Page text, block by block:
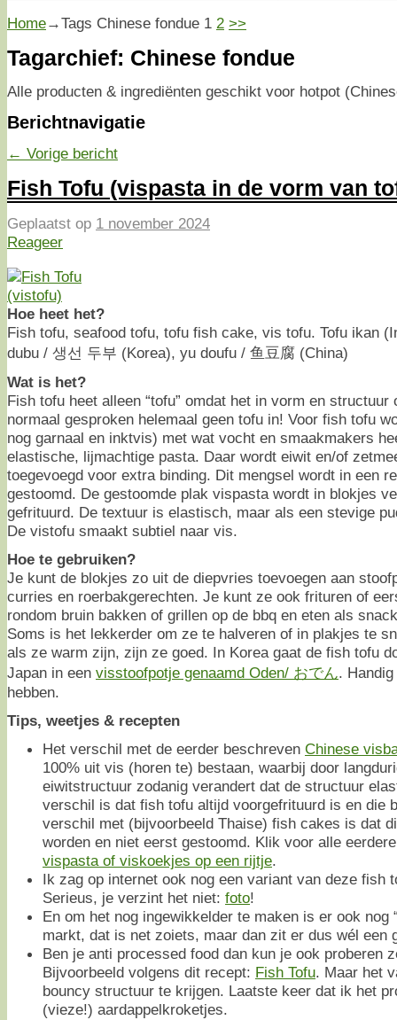
Home→Tags Chinese fondue 1 2 >>
Tagarchief: Chinese fondue
Alle producten & ingrediënten geschikt voor hotpot
Berichtnavigatie
← Vorige bericht
Fish Tofu (vispasta in de vorm van
Geplaatst op 1 november 2024
Reageer
Hoe heet het?
Fish tofu, seafood tofu, tofu fish cake, vis tofu. Tofu ikan
dubu / 생선 두부 (Korea), yu doufu / 鱼豆腐 (China)
Wat is het?
Fish tofu heet alleen “tofu” omdat het in vorm en
normaal gesproken helemaal geen tofu in! Voor fish tofu
nog garnaal en inktvis) met wat vocht en smaakmakers
elastische, lijmachtige pasta. Daar wordt eiwit en/of
toegevoegd voor extra binding. Dit mengsel wordt in een
gestoomd. De gestoomde plak vispasta wordt in blokjes
gefrituurd. De textuur is elastisch, maar als een stevige
De vistofu smaakt subtiel naar vis.
Hoe te gebruiken?
Je kunt de blokjes zo uit de diepvries toevoegen aan
curries en roerbakgerechten. Je kunt ze ook frituren of
rondom bruin bakken of grillen op de bbq en eten als
Soms is het lekkerder om ze te halveren of in plakjes te
als ze warm zijn, zijn ze goed. In Korea gaat de fish tofu
Japan in een visstoofpotje genaamd Oden/ おでん.
hebben.
Tips, weetjes & recepten
Het verschil met de eerder beschreven Chinese
100% uit vis (horen te) bestaan, waarbij door
eiwitstructuur zodanig verandert dat de structuur
verschil is dat fish tofu altijd voorgefrituurd is en die
verschil met (bijvoorbeeld Thaise) fish cakes is dat
worden en niet eerst gestoomd. Klik voor alle
vispasta of viskoekjes op een rijtje.
Ik zag op internet ook nog een variant van deze fish
Serieus, je verzint het niet: foto!
En om het nog ingewikkelder te maken is er ook nog
markt, dat is net zoiets, maar dan zit er dus wél een
Ben je anti processed food dan kun je ook proberen
Bijvoorbeeld volgens dit recept: Fish Tofu. Maar het
bouncy structuur te krijgen. Laatste keer dat ik het
(vieze!) aardappelkroketjes.